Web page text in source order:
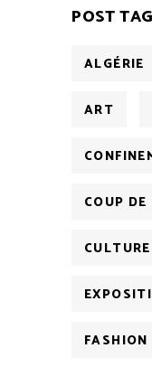
POST
ALGÉRIE
ART
COUP DE
CULTURE